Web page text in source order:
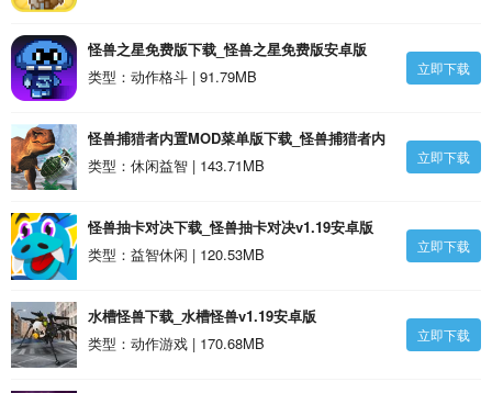
怪兽之星免费版下载_怪兽之星免费版安卓版
类型：动作格斗 | 91.79MB
立即下载
怪兽捕猎者内置MOD菜单版下载_怪兽捕猎者内
置MOD菜单版安卓版
类型：休闲益智 | 143.71MB 立即下载
怪兽抽卡对决下载_怪兽抽卡对决v1.19安卓版
类型：益智休闲 | 120.53MB
立即下载
水槽怪兽下载_水槽怪兽v1.19安卓版
类型：动作游戏 | 170.68MB
立即下载